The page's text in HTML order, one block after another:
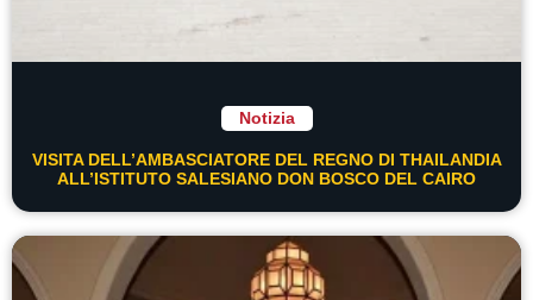
Notizia
VISITA DELL’AMBASCIATORE DEL REGNO DI THAILANDIA
ALL’ISTITUTO SALESIANO DON BOSCO DEL CAIRO